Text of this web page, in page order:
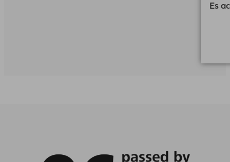
Es